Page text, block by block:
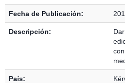
Fecha de Publicación:
Descripción:
País: